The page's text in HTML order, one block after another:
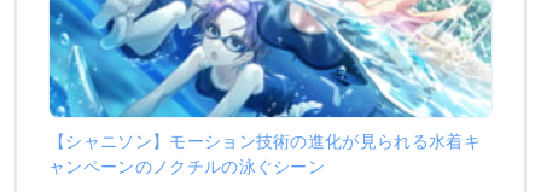
【シャニソン】モーション技術の進化が見られる水着キ
ャンペーンのノクチルの泳ぐシーン